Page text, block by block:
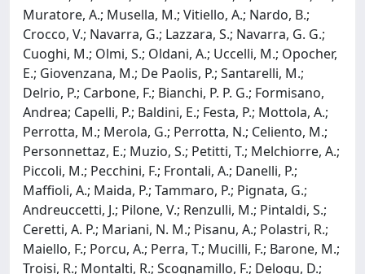
Muratore, A.; Musella, M.; Vitiello, A.; Nardo, B.;
Crocco, V.; Navarra, G.; Lazzara, S.; Navarra, G. G.;
Cuoghi, M.; Olmi, S.; Oldani, A.; Uccelli, M.; Opocher,
E.; Giovenzana, M.; De Paolis, P.; Santarelli, M.;
Delrio, P.; Carbone, F.; Bianchi, P. P. G.; Formisano,
Andrea; Capelli, P.; Baldini, E.; Festa, P.; Mottola, A.;
Perrotta, M.; Merola, G.; Perrotta, N.; Celiento, M.;
Personnettaz, E.; Muzio, S.; Petitti, T.; Melchiorre, A.;
Piccoli, M.; Pecchini, F.; Frontali, A.; Danelli, P.;
Maffioli, A.; Maida, P.; Tammaro, P.; Pignata, G.;
Andreuccetti, J.; Pilone, V.; Renzulli, M.; Pintaldi, S.;
Ceretti, A. P.; Mariani, N. M.; Pisanu, A.; Polastri, R.;
Maiello, F.; Porcu, A.; Perra, T.; Mucilli, F.; Barone, M.;
Troisi, R.; Montalti, R.; Scognamillo, F.; Delogu, D.;